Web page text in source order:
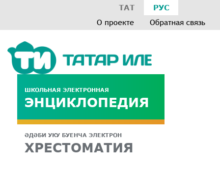
ТАТ РУС
О проекте Обратная связь
ШКОЛЬНАЯ ЭЛЕКТРОННАЯ
ЭНЦИКЛОПЕДИЯ
ӘДӘБИ УКУ БУЕНЧА ЭЛЕКТРОН
ХРЕСТОМАТИЯ